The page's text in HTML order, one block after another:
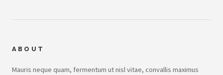
ABOUT
Mauris neque quam, fermentum ut nisl vitae, convallis maximus